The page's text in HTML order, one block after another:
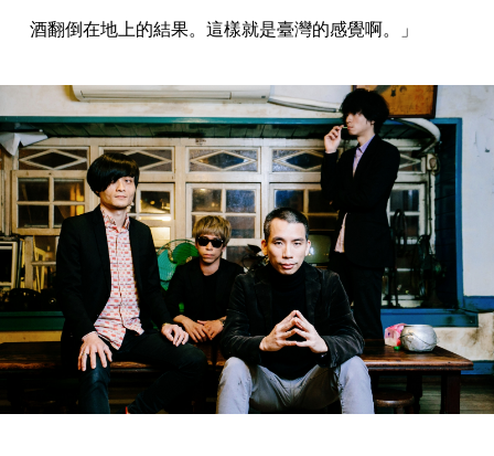
酒翻倒在地上的結果。這樣就是臺灣的感覺啊。」